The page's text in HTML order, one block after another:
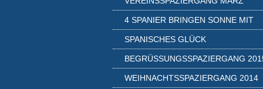
4 SPANIER BRINGEN SONNE MIT
SPANISCHES GLÜCK
BEGRÜSSUNGSSPAZIERGANG 2015
WEIHNACHTSSPAZIERGANG 2014